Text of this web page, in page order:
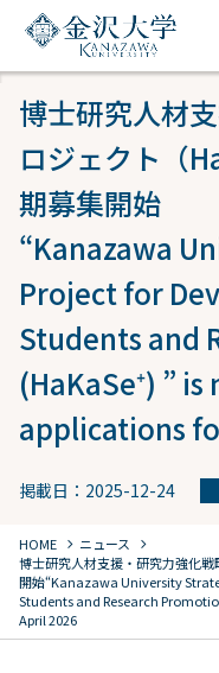
博士研究人材
ロジェクト（
期募集開始
“Kanazawa
Project for
Students and
(HaKaSe⁺) ”
applications
掲載日：2025-12-24
HOME chevron_right ニュース chevron_right
博士研究人材支援・研究力強化
開始“Kanazawa University
Students and Research
April 2026